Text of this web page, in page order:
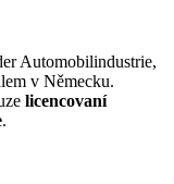
Automobilindustrie,
v Německu.
licencovaní
.